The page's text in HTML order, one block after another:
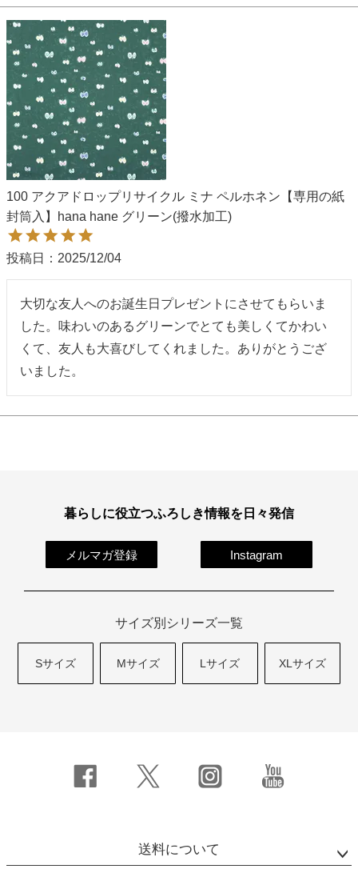
100 アクアドロップリサイクル ミナ ペルホネン【専用の紙
封筒入】hana hane グリーン(撥水加工)
投稿日 2025/12/04
大切な友人へのお誕生日プレゼントにさせてもらいま
した。味わいのあるグリーンでとても美しくてかわい
くて、友人も大喜びしてくれました。ありがとうござ
いました。
暮らしに役立つふろしき情報を日々発信
メルマガ登録 Instagram
サイズ別シリーズ一覧
Sサイズ Mサイズ Lサイズ XLサイズ
送料について